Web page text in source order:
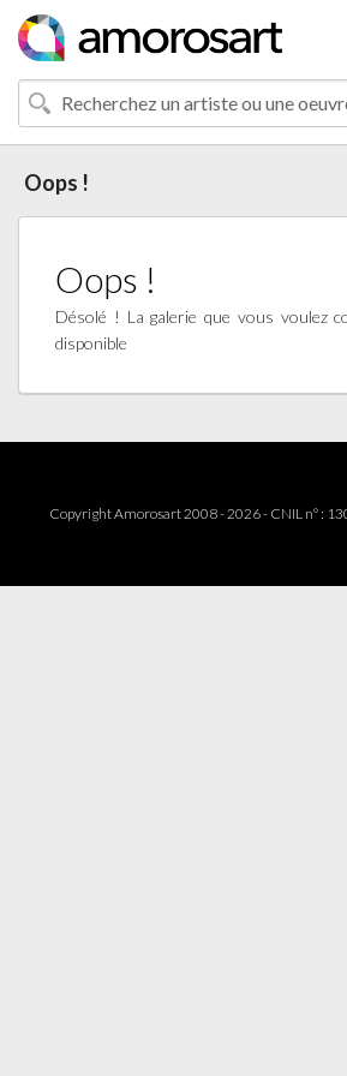
Oops !
Oops !
Désolé ! La galerie que vous voulez
disponible
Copyright Amorosart 2008 - 2026 - CNIL n° :